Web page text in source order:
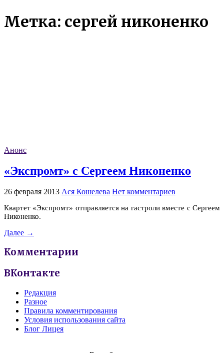
Метка: сергей никоненко
Анонс
«Экспромт» с Сергеем Никоненко
26 февраля 2013 Ася Кошелева Нет комментариев
Квартет «Экспромт» отправляется на гастроли вместе с Сергеем
Никоненко.
Далее →
Комментарии
ВКонтакте
Редакция
Разное
Правила комментирования
Условия использования сайта
Блог Лицея